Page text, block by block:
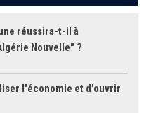
réussira-t-il à
Nouvelle" ?
l'économie et d'ouvrir